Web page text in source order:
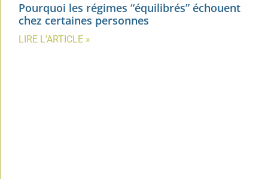
Pourquoi les régimes “équilibrés” échouent
chez certaines personnes
LIRE L'ARTICLE »